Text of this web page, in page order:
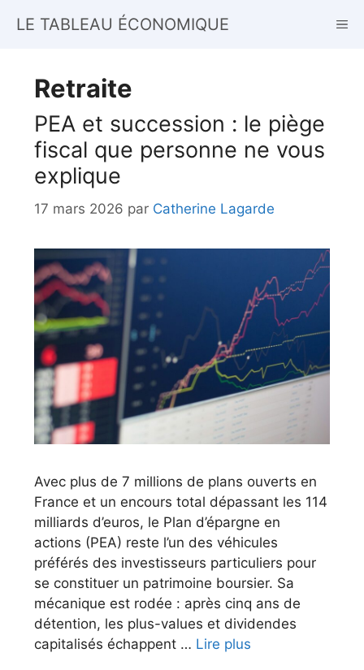
LE TABLEAU ÉCONOMIQUE
Retraite
PEA et succession : le piège
fiscal que personne ne vous
explique
17 mars 2026 par Catherine Lagarde
Avec plus de 7 millions de plans ouverts en
France et un encours total dépassant les 114
milliards d’euros, le Plan d’épargne en
actions (PEA) reste l’un des véhicules
préférés des investisseurs particuliers pour
se constituer un patrimoine boursier. Sa
mécanique est rodée : après cinq ans de
détention, les plus-values et dividendes
capitalisés échappent … Lire plus